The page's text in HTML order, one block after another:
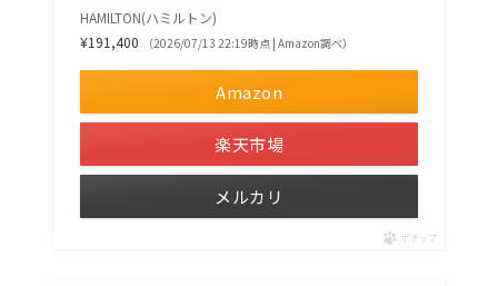
HAMILTON(ハミルトン)
¥191,400
（2026/07/13 22:19時点 | Amazon調べ）
Amazon
楽天市場
メルカリ
ポチップ